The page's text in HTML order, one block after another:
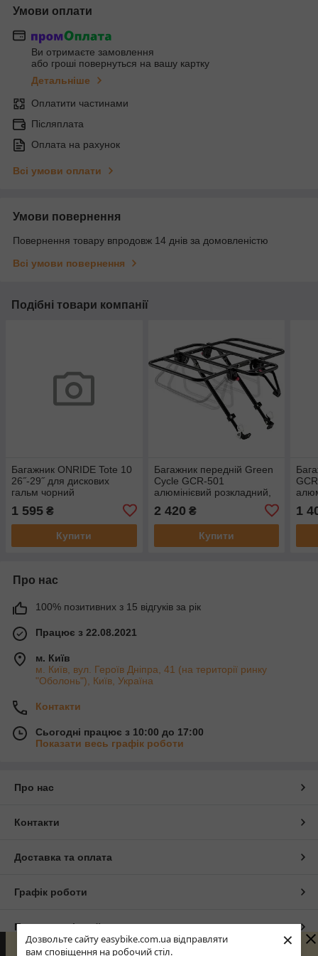
Дозвольте сайту easybike.com.ua відправляти
вам сповіщення на робочий стіл.
×
Умови оплати
Ви отримаєте замовлення
або гроші повернуться на вашу картку
Детальніше
Оплатити частинами
Післяплата
Оплата на рахунок
Всі умови оплати
Умови повернення
Повернення товару впродовж 14 днів за домовленістю
Всі умови повернення
Подібні товари компанії
Багажник ONRIDE Tote 10
26˝-29˝ для дискових
гальм чорний
1 595 ₴
Купити
Багажник передній Green
Cycle GCR-501
алюмінієвий розкладний,
корону та пір'я вилки,
2 420 ₴
Купити
1
Про нас
100% позитивних з 15 відгуків за рік
Працює з 22.08.2021
м. Київ
м. Київ, вул. Героїв Дніпра, 41 (на території ринку
"Оболонь"), Київ, Україна
Контакти
Сьогодні працює з 10:00 до 17:00
Показати весь графік роботи
Про нас
Контакти
Доставка та оплата
Графік роботи
Повна версія сайту
Вітаємо в нашому веломагазині! Ваше замовлення буде